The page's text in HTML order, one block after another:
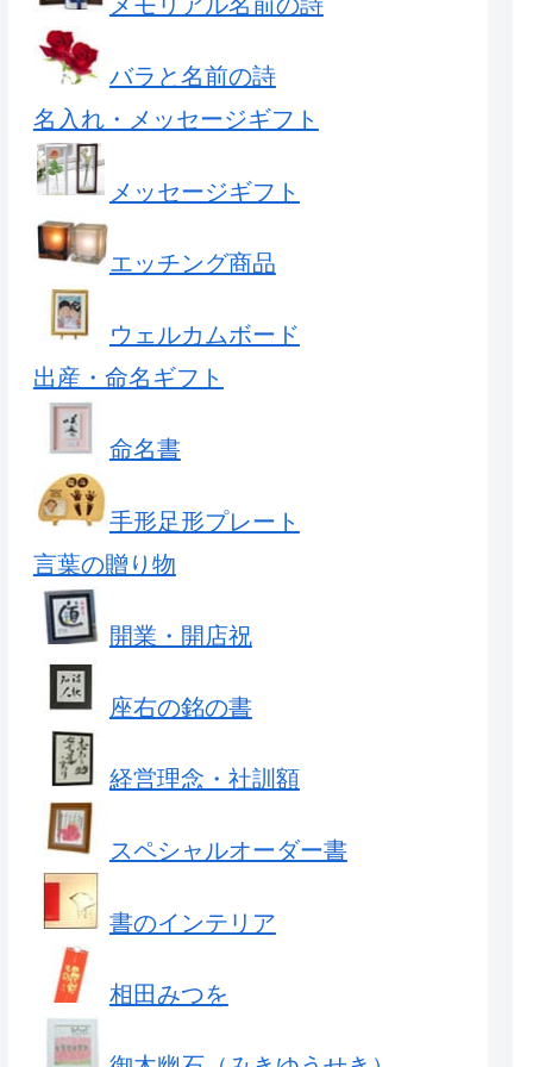
バラと名前の詩
名入れ・メッセージギフト
メッセージギフト
エッチング商品
ウェルカムボード
出産・命名ギフト
命名書
手形足形プレート
言葉の贈り物
開業・開店祝
座右の銘の書
経営理念・社訓額
スペシャルオーダー書
書のインテリア
相田みつを